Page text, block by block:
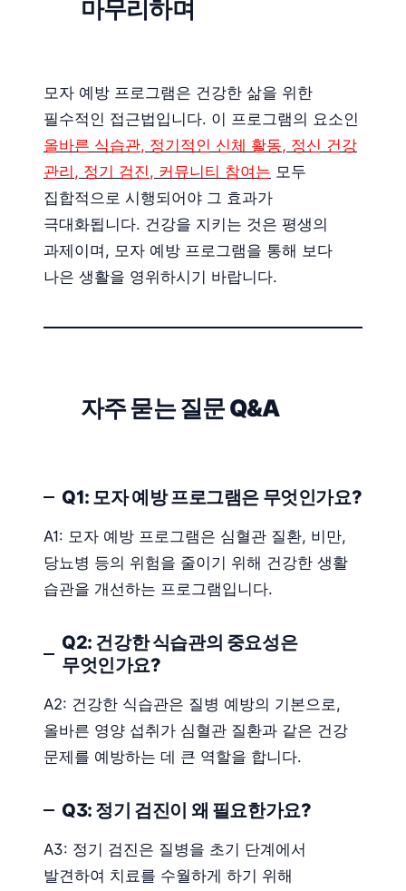
마무리하며
모자 예방 프로그램은 건강한 삶을 위한
필수적인 접근법입니다. 이 프로그램의 요소인
올바른 식습관, 정기적인 신체 활동, 정신 건강
관리, 정기 검진, 커뮤니티 참여는 모두
집합적으로 시행되어야 그 효과가
극대화됩니다. 건강을 지키는 것은 평생의
과제이며, 모자 예방 프로그램을 통해 보다
나은 생활을 영위하시기 바랍니다.
자주 묻는 질문 Q&A
Q1: 모자 예방 프로그램은 무엇인가요?
A1: 모자 예방 프로그램은 심혈관 질환, 비만,
당뇨병 등의 위험을 줄이기 위해 건강한 생활
습관을 개선하는 프로그램입니다.
Q2: 건강한 식습관의 중요성은
무엇인가요?
A2: 건강한 식습관은 질병 예방의 기본으로,
올바른 영양 섭취가 심혈관 질환과 같은 건강
문제를 예방하는 데 큰 역할을 합니다.
Q3: 정기 검진이 왜 필요한가요?
A3: 정기 검진은 질병을 초기 단계에서
발견하여 치료를 수월하게 하기 위해